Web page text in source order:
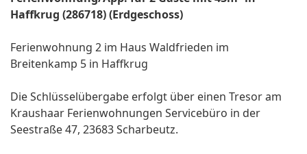
Haffkrug (286718) (Erdgeschoss)
Ferienwohnung 2 im Haus Waldfrieden im
Breitenkamp 5 in Haffkrug
Die Schlüsselübergabe erfolgt über einen Tresor am
Kraushaar Ferienwohnungen Servicebüro in der
Seestraße 47, 23683 Scharbeutz.